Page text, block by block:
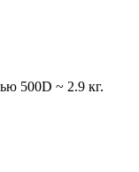
500D ~ 2.9 кг.